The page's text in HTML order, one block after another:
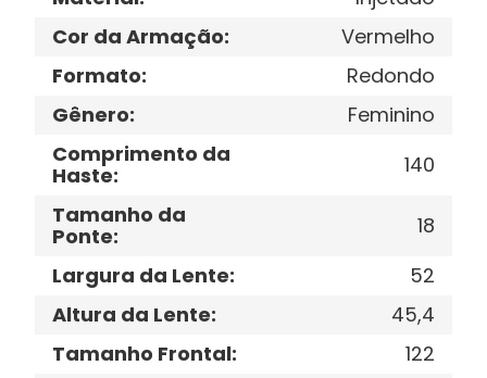
Cor da Armação:
Vermelho
Formato:
Redondo
Gênero:
Feminino
Comprimento da
Haste:
140
Tamanho da
Ponte:
18
Largura da Lente:
52
Altura da Lente:
45,4
Tamanho Frontal: 122